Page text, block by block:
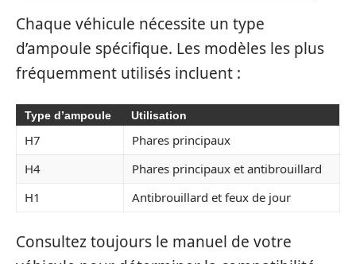
Chaque véhicule nécessite un type
d’ampoule spécifique. Les modèles les plus
fréquemment utilisés incluent :
Type d’ampoule Utilisation
H7
Phares principaux
H4
Phares principaux et antibrouillard
H1
Antibrouillard et feux de jour
Consultez toujours le manuel de votre